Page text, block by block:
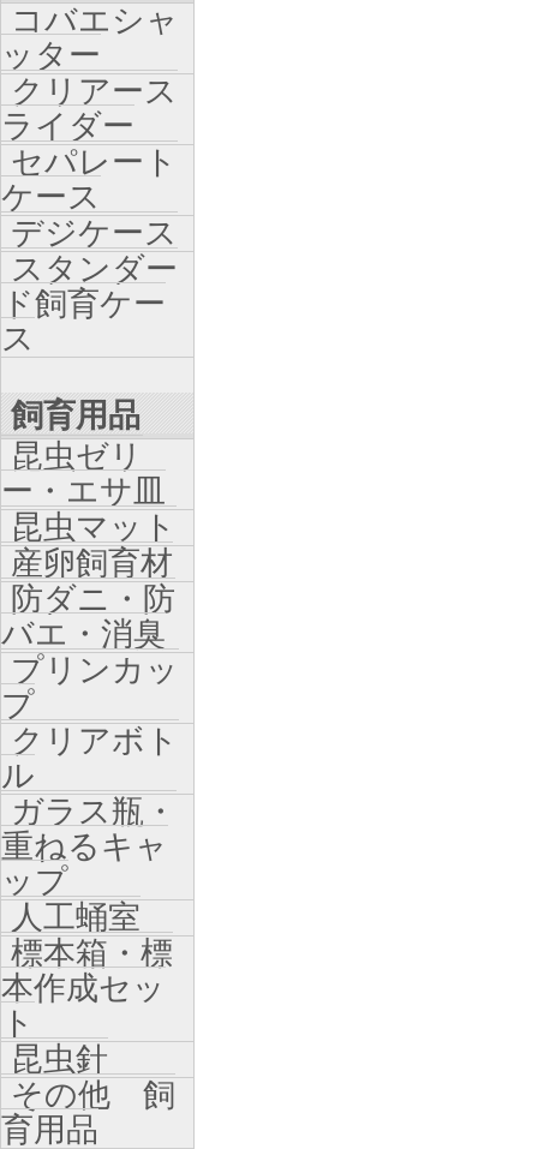
コバエシャ
ッター
クリアース
ライダー
セパレート
ケース
デジケース
スタンダー
ド飼育ケー
ス
飼育用品
昆虫ゼリ
ー・エサ皿
昆虫マット
産卵飼育材
防ダニ・防
バエ・消臭
プリンカッ
プ
クリアボト
ル
ガラス瓶・
重ねるキャ
ップ
人工蛹室
標本箱・標
本作成セッ
ト
昆虫針
その他 飼
育用品